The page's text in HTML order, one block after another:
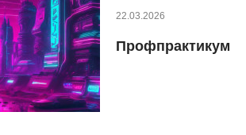
22.03.2026
Профпрактикум